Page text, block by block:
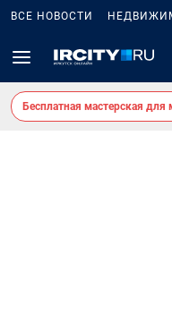
ВСЕ НОВОСТИ
Бесплатная мастерская для